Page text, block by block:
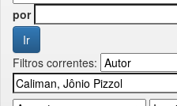
por
Filtros correntes: